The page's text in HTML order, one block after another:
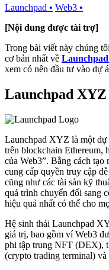
Launchpad • Web3 •
[Nội dung được tài trợ]
Trong bài viết này chúng
cơ bản nhất về
xem có nên đầu tư vào dự
Launchpad XYZ
Launchpad XYZ là một dự
trên blockchain Ethereum,
của Web3”. Bằng cách
cung cấp quyền truy cập
cũng như các tài sản kỹ
quá trình chuyển đổi sang
hiệu quả nhất có thể cho
Hệ sinh thái Launchpad
giá trị, bao gồm ví Web3
phi tập trung NFT (DEX),
(crypto trading terminal)